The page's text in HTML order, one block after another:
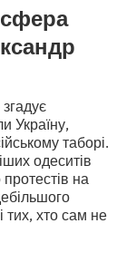
Україну,
таборі.
одеситів
на
тих, хто сам не